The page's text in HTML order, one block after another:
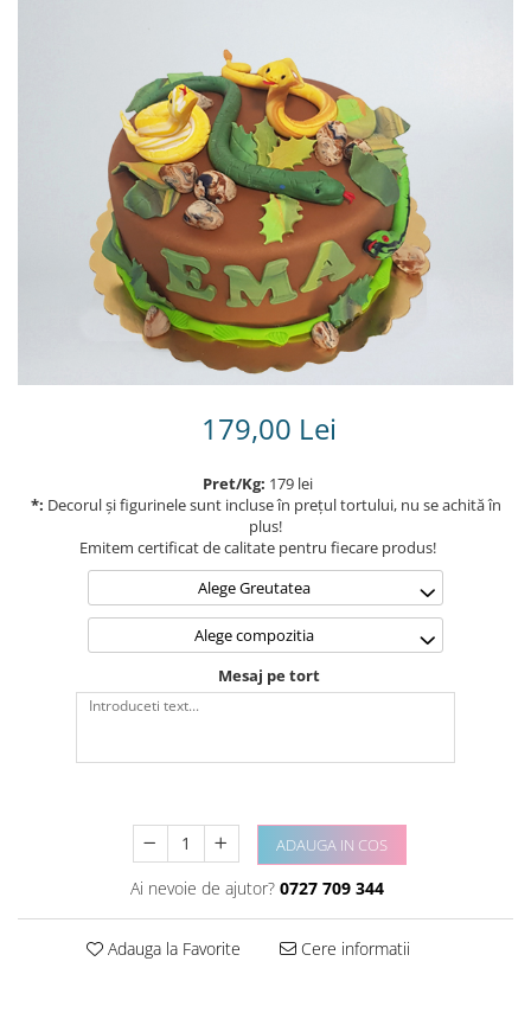
Tortulețe 1.7 kg - 2 kg
179,00 Lei
Pret/Kg: 179 lei
*: Decorul și figurinele sunt incluse în prețul tortului, nu se achită în
plus!
Emitem certificat de calitate pentru fiecare produs!
Alege Greutatea
Alege compozitia
Mesaj pe tort
ADAUGA IN COS
Ai nevoie de ajutor? 0727 709 344
Adauga la Favorite Cere informatii